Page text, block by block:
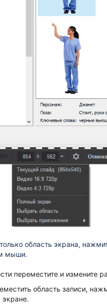
область экрана,
мыши.
переместите и измените
область записи,
экране.